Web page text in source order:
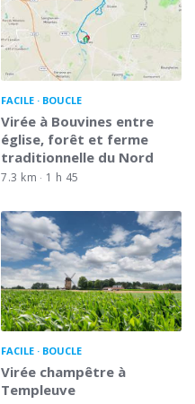
FACILE BOUCLE
Virée à Bouvines entre
église, forêt et ferme
traditionnelle du Nord
7.3 km 1 h 45
FACILE BOUCLE
Virée champêtre à
Templeuve